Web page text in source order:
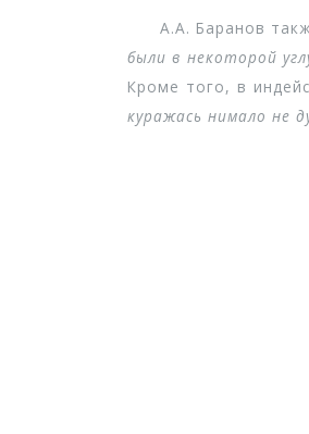
А.А. Баранов
были в некоторой
Кроме того, в
куражась нимало не